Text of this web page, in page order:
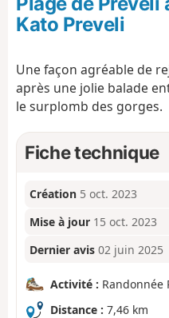
o
Kato Preveli
Une façon agréable de
après une jolie balade
le surplomb des gorges.
Fiche technique
Création 5 oct. 2023
Mise à jour 15 oct. 2023
Dernier avis 02 juin 2025
Activité : Randonnée
Distance : 7,46 km